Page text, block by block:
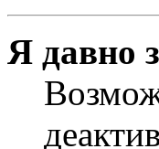
Я давно